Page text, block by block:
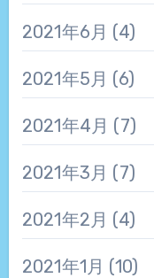
2021年6月 (4)
2021年5月 (6)
2021年4月 (7)
2021年3月 (7)
2021年2月 (4)
2021年1月 (10)